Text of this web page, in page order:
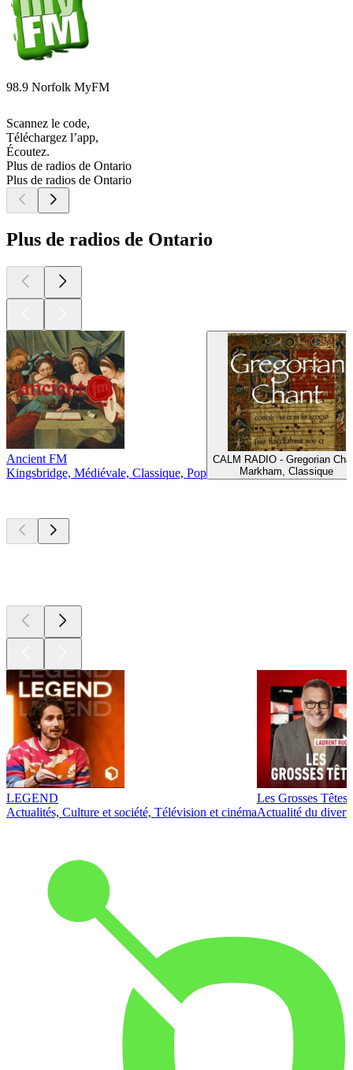
98.9 Norfolk MyFM
Scannez le code,
Téléchargez l’app,
Écoutez.
Plus de radios de Ontario
Plus de radios de Ontario
Plus de radios de Ontario
Ancient FM
Kingsbridge, Médiévale, Classique, Pop
CALM RADIO - Gregorian
Markham, Classique
LEGEND
Actualités, Culture et société, Télévision et cinéma
Les Grosses Têtes
Actualité du